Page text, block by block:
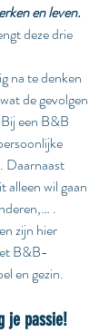
en leven.
deze drie
na te denken
de gevolgen
een B&B
Daarnaast
alleen wil gaan
.
zijn hier
B&B-
en gezin.
je passie!